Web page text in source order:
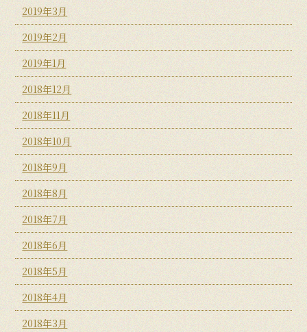
2019年3月
2019年2月
2019年1月
2018年12月
2018年11月
2018年10月
2018年9月
2018年8月
2018年7月
2018年6月
2018年5月
2018年4月
2018年3月